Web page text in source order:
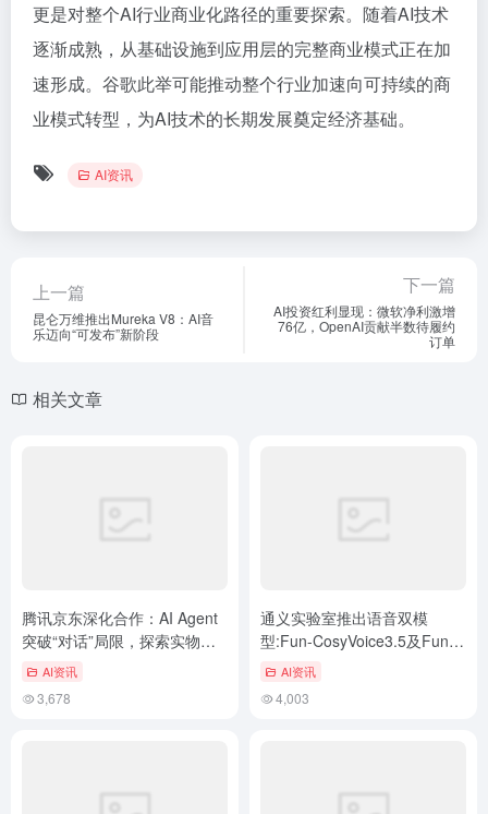
更是对整个AI行业商业化路径的重要探索。随着AI技术
逐渐成熟，从基础设施到应用层的完整商业模式正在加
速形成。谷歌此举可能推动整个行业加速向可持续的商
业模式转型，为AI技术的长期发展奠定经济基础。
AI资讯
上一篇
昆仑万维推出Mureka V8：AI音
乐迈向“可发布”新阶段
下一篇
AI投资红利显现：微软净利激增
76亿，OpenAI贡献半数待履约
订单
相关文章
腾讯京东深化合作：AI Agent
突破“对话”局限，探索实物交
易闭环
AI资讯
3,678
通义实验室推出语音双模
型:Fun-CosyVoice3.5及Fun-
AudioGen-VD发布
AI资讯
4,003